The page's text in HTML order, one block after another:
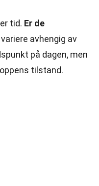
tid. Er de
avhengig av
på dagen, men
tilstand.